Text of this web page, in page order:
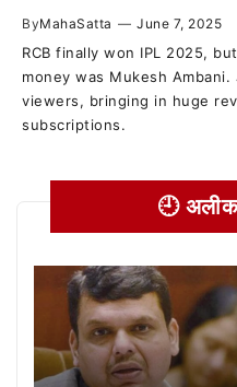
ByMahaSatta — June 7, 2025
RCB finally won IPL 2025,
money was Mukesh
viewers, bringing in huge
subscriptions.
🕘